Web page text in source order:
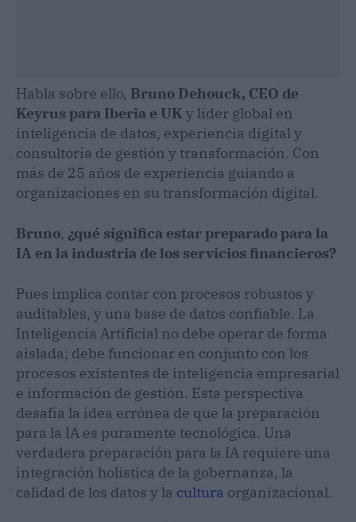
Habla sobre ello, Bruno Dehouck, CEO de
Keyrus para Iberia e UKy líder global en
inteligencia de datos, experiencia digital y
consultoría de gestión y transformación. Con
más de 25 años de experiencia guiando a
organizaciones en su transformación digital.
Bruno, ¿qué significa estar preparado para la
IA en la industria de los servicios financieros?
Pues implica contar con procesos robustos y
auditables, y una base de datos confiable. La
Inteligencia Artificial no debe operar de forma
aislada; debe funcionar en conjunto con los
procesos existentes de inteligencia empresarial
e información de gestión. Esta perspectiva
desafía la idea errónea de que la preparación
para la IA es puramente tecnológica. Una
verdadera preparación para la IA requiere una
integración holística de la gobernanza, la
calidad de los datos y la cultura organizacional.